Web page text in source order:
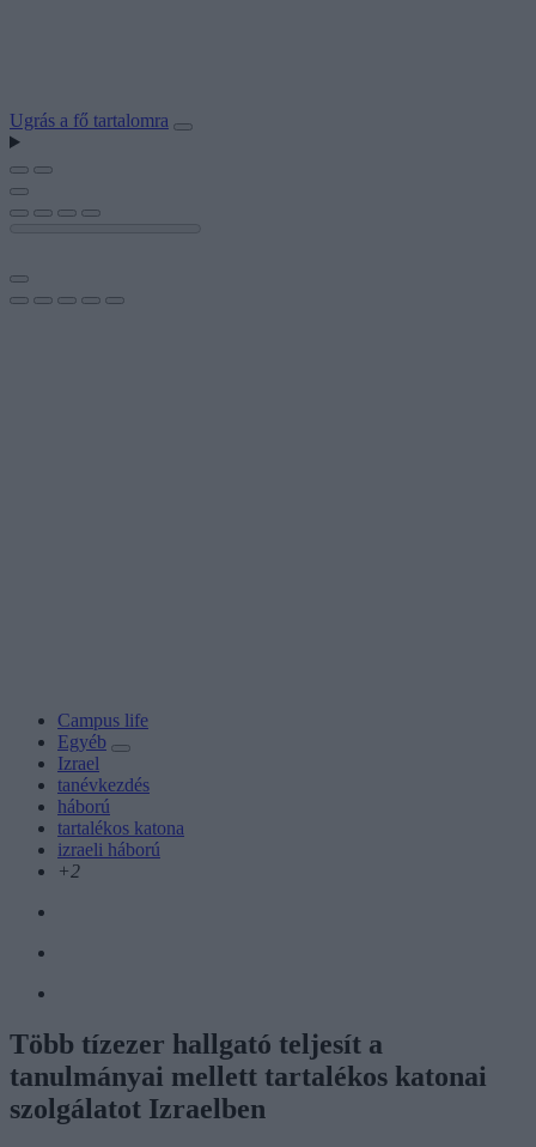
Ugrás a fő tartalomra
Campus life
Egyéb
Izrael
tanévkezdés
háború
tartalékos katona
izraeli háború
+2
Több tízezer hallgató teljesít a
tanulmányai mellett tartalékos katonai
szolgálatot Izraelben